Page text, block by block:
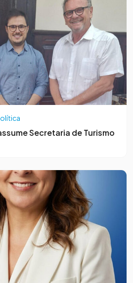
Secretaria de Turismo